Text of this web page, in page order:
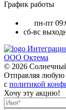
График работы
пн-пт
сб-вс
ООО Октема
© 2026
Отправляя любую
с политикой
Хочу эту акцию!